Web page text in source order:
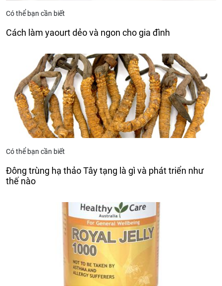
Có thể bạn cần biết
Cách làm yaourt dẻo và ngon cho gia đình
Có thể bạn cần biết
Đông trùng hạ thảo Tây tạng là gì và phát triển như
thế nào